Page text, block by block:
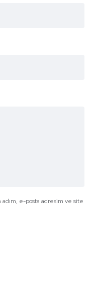
adım, e-posta adresim ve site